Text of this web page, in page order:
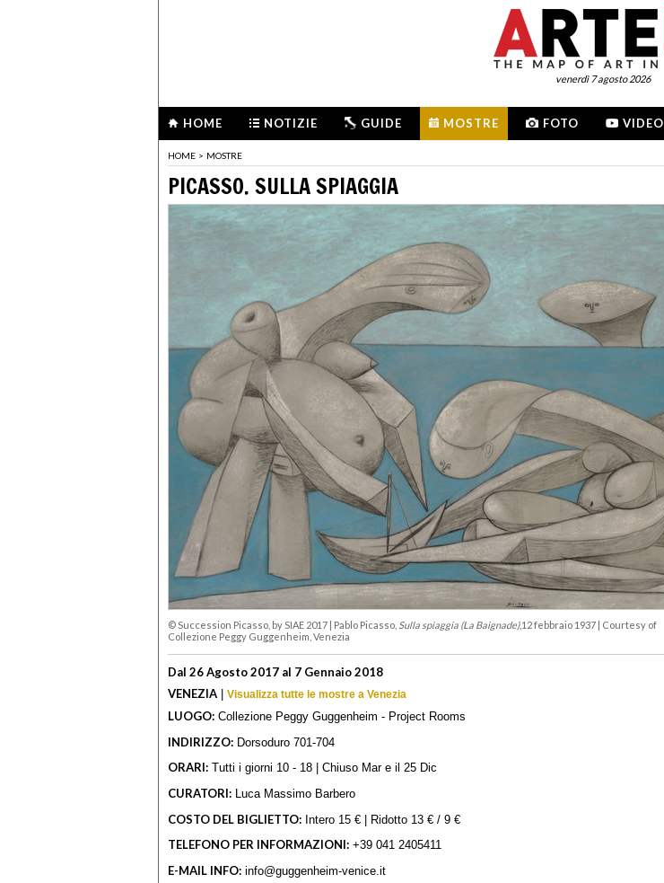
venerdì 7 agosto 2026
HOME NOTIZIE GUIDE MOSTRE FOTO VIDEO
HOME > MOSTRE
PICASSO. SULLA SPIAGGIA
© Succession Picasso, by SIAE 2017 Pablo Picasso, Sulla spiaggia (La Baignade),12 febbraio 1937 | Courtesy of
Collezione Peggy Guggenheim, Venezia
Dal 26 Agosto 2017 al 7 Gennaio 2018
VENEZIA | Visualizza tutte le mostre a Venezia
LUOGO: Collezione Peggy Guggenheim - Project Rooms
INDIRIZZO: Dorsoduro 701-704
ORARI: Tutti i giorni 10 - 18 | Chiuso Mar e il 25 Dic
CURATORI: Luca Massimo Barbero
COSTO DEL BIGLIETTO: Intero 15 € | Ridotto 13 € / 9 €
TELEFONO PER INFORMAZIONI: +39 041 2405411
E-MAIL INFO: info@guggenheim-venice.it